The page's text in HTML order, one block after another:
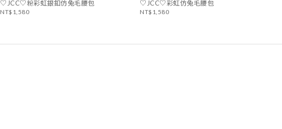
♡JCC♡粉彩虹銀釦仿兔毛腰包
NT$1,580
♡JCC♡彩虹仿兔毛腰包
NT$1,580